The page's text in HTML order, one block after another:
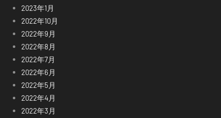
2023年1月
2022年10月
2022年9月
2022年8月
2022年7月
2022年6月
2022年5月
2022年4月
2022年3月